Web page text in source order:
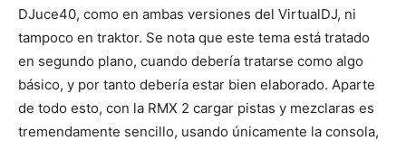
DJuce40, como en ambas versiones del VirtualDJ, ni
tampoco en traktor. Se nota que este tema está tratado
en segundo plano, cuando debería tratarse como algo
básico, y por tanto debería estar bien elaborado. Aparte
de todo esto, con la RMX 2 cargar pistas y mezclaras es
tremendamente sencillo, usando únicamente la consola,